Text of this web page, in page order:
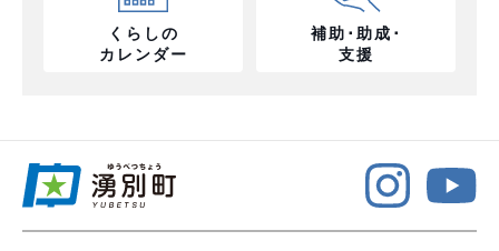
くらしの
カレンダー
補助･助成･
支援